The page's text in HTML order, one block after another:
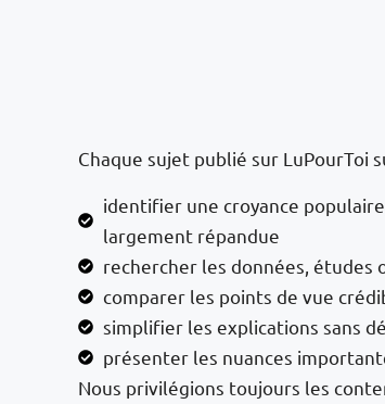
Chaque sujet publié sur LuPourToi
identifier une croyance
largement répandue
rechercher les données, études
comparer les points de vue
simplifier les explications sans
présenter les nuances
Nous privilégions toujours les